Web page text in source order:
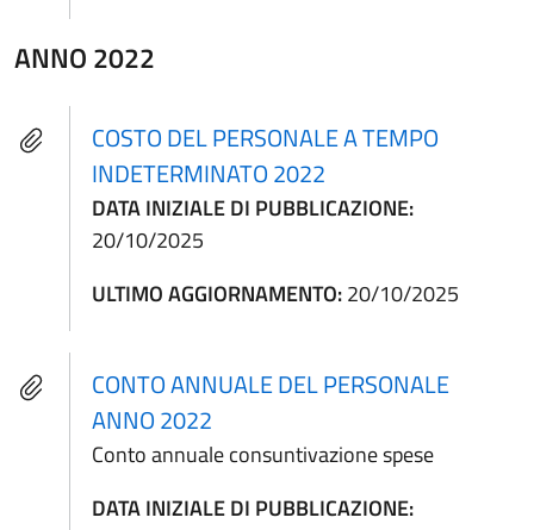
ANNO 2022
COSTO DEL PERSONALE A TEMPO
INDETERMINATO 2022
DATA INIZIALE DI PUBBLICAZIONE:
20/10/2025
ULTIMO AGGIORNAMENTO:20/10/2025
CONTO ANNUALE DEL PERSONALE
ANNO 2022
Conto annuale consuntivazione spese
DATA INIZIALE DI PUBBLICAZIONE: